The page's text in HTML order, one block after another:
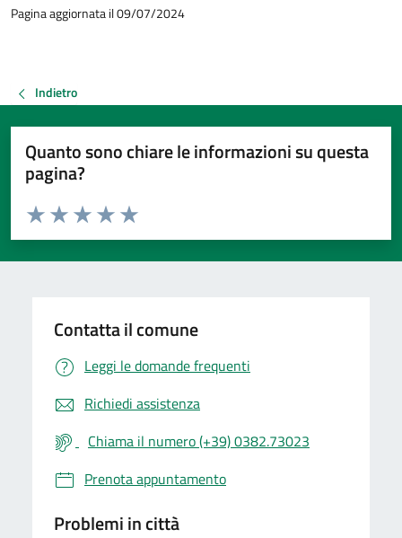
Pagina aggiornata il 09/07/2024
Indietro
Quanto sono chiare le informazioni su questa
pagina?
Valuta da 1 a 5 stelle la pagina
Valuta 5 stelle su 5
Valuta 4 stelle su 5
Valuta 3 stelle su 5
Valuta 2 stelle su 5
Valuta 1 stelle su 5
Contatta il comune
Leggi le domande frequenti
Richiedi assistenza
Chiama il numero (+39) 0382.73023
Prenota appuntamento
Problemi in città